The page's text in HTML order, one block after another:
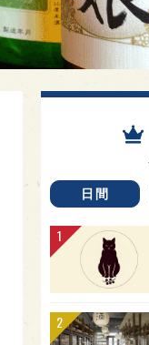
日間